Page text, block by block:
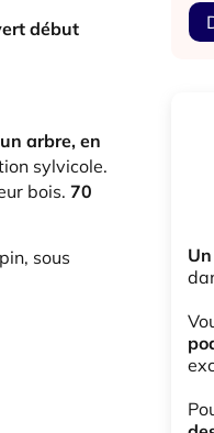
début
arbre, en
sylvicole.
bois. 70
sous